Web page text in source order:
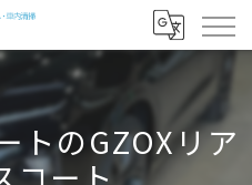
トのGZOXリア
コート